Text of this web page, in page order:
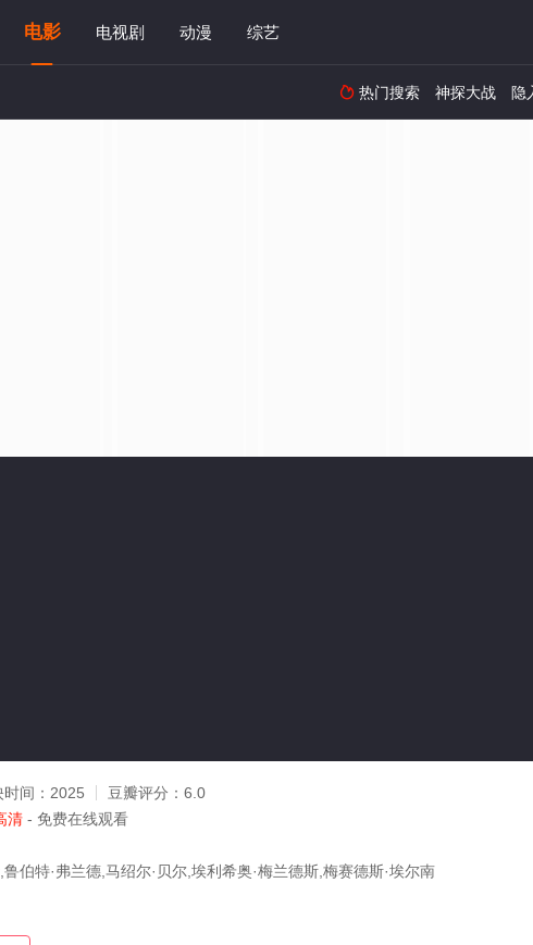
电影 电视剧 动漫 综艺
 热门搜索 神探大战 隐
时间： 2025 豆瓣评分： 6.0
清 - 免费在线观看
伯特·弗兰德,马绍尔·贝尔,埃利希奥·梅兰德斯,梅赛德斯·埃尔南